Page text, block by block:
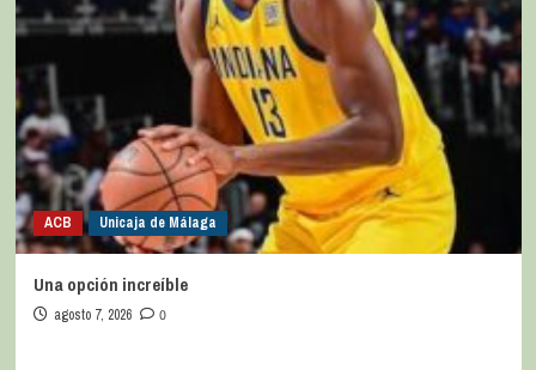
ACB Unicaja de Málaga
Una opción increíble
agosto 7, 2026 0